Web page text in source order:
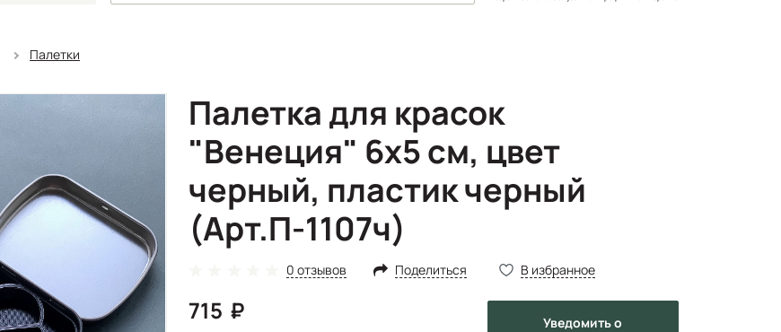
Палетки
Палетка для красок
"Венеция" 6х5 см, цвет
черный, пластик черный
(Арт.П-1107ч)
0 отзывов Поделиться В избранное
715 Уведомитьо